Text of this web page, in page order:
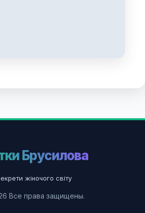
Брусилова
жіночого світу
Все права защищены.